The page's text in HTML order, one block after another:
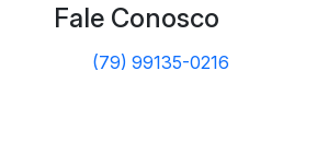
Fale Conosco
(79) 99135-0216